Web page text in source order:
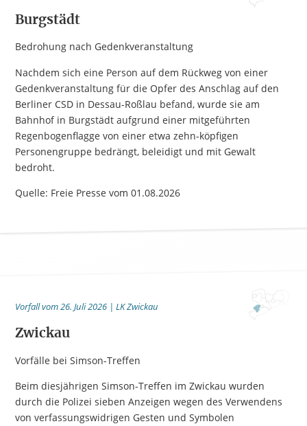
Burgstädt
Bedrohung nach Gedenkveranstaltung
Nachdem sich eine Person auf dem Rückweg von einer
Gedenkveranstaltung für die Opfer des Anschlag auf den
Berliner CSD in Dessau-Roßlau befand, wurde sie am
Bahnhof in Burgstädt aufgrund einer mitgeführten
Regenbogenflagge von einer etwa zehn-köpfigen
Personengruppe bedrängt, beleidigt und mit Gewalt
bedroht.
Quelle: Freie Presse vom 01.08.2026
Vorfall vom 26. Juli 2026 | LK Zwickau
Zwickau
Vorfälle bei Simson-Treffen
Beim diesjährigen Simson-Treffen im Zwickau wurden
durch die Polizei sieben Anzeigen wegen des Verwendens
von verfassungswidrigen Gesten und Symbolen